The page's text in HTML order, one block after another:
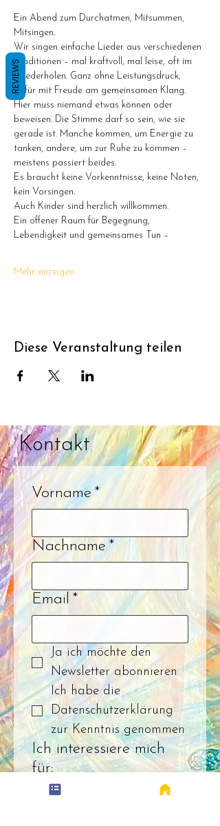
Ein Abend zum Durchatmen, Mitsummen,
Mitsingen.
Wir singen einfache Lieder aus verschiedenen
Traditionen – mal kraftvoll, mal leise, oft im
Wiederholen. Ganz ohne Leistungsdruck,
dafür mit Freude am gemeinsamen Klang.
Hier muss niemand etwas können oder
beweisen. Die Stimme darf so sein, wie sie
gerade ist. Manche kommen, um Energie zu
tanken, andere, um zur Ruhe zu kommen –
meistens passiert beides.
Es braucht keine Vorkenntnisse, keine Noten,
kein Vorsingen.
Auch Kinder sind herzlich willkommen.
Ein offener Raum für Begegnung,
Lebendigkeit und gemeinsames Tun –
Mehr anzeigen
Diese Veranstaltung teilen
Kontakt
Vorname *
Nachname *
Email *
Ja ich möchte den
Newsletter abonnieren
Ich habe die
Datenschutzerklärung
zur Kenntnis genommen
Ich interessiere mich
für:
Schwangerschafts-/
REVIEWS